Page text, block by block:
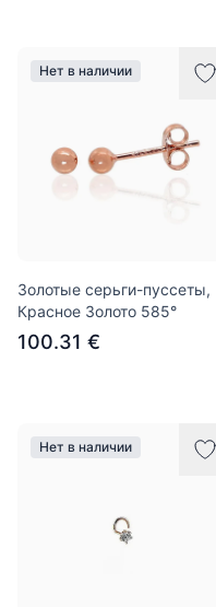
Нет в наличии
Золотые серьги-пуссеты,
Красное Золото 585°
100.31 €
Нет в наличии